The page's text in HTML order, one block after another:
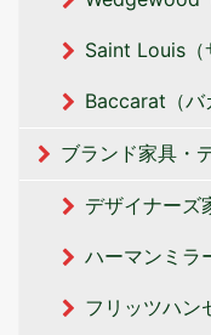
Saint Louis（
Baccarat（バ
ブランド家具・
デザイナーズ
ハーマンミラ
フリッツハン